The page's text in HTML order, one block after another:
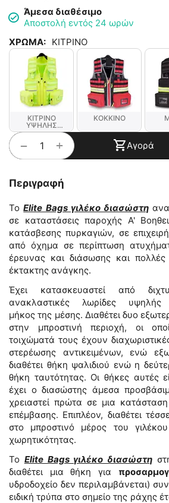
Άμεσα διαθέσιμο
Αποστολή εντός 24 ωρών
ΧΡΩΜΑ: ΚΙΤΡΙΝΟ
ΚΙΤΡΙΝΟ
ΥΨΗΛΗΣ
ΟΡΑΤΟΤΗΤΑΣ
ΚΟΚΚΙΝΟ
+
− Αγορά
Περιγραφή
ΤοElite Bags γιλέκο διασώστη
σε καταστάσεις παροχής Α'
κατάσβεσης πυρκαγιών, σε
από όχημα σε περίπτωση
έρευνας και διάσωσης και
έκτακτης ανάγκης.
Έχει κατασκευαστεί από
ανακλαστικές λωρίδες
μήκος της μέσης. Διαθέτει δυο
στην μπροστινή περιοχή, οι
τοιχώματά τους έχουν
στερέωσης αντικειμένων, ενώ
διαθέτει θήκη ψαλιδιού ενώ η
θήκη ταυτότητας. Οι θήκες αυτές
έχει ο διασώστης άμεσα
χρειαστεί πρώτα σε μια
επέμβασης. Επιπλέον, διαθέτει
στο μπροστινό μέρος του
χωρητικότητας.
Το Elite Bags γιλέκο διασώστη
διαθέτει μια θήκη για
υδροδοχείο δεν περιλαμβάνεται)
ειδική τρύπα στο σημείο της ράχης